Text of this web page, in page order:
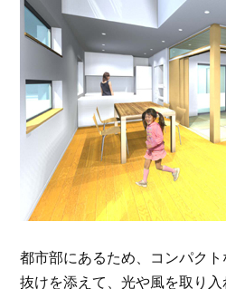
都市部にあるため、コンパク
抜けを添えて、光や風を取り